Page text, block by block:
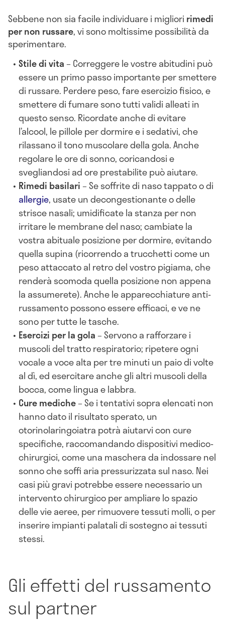
Sebbene non sia facile individuare i migliori rimedi
per non russare, vi sono moltissime possibilità da
sperimentare.
Stile di vita – Correggere le vostre abitudini può
essere un primo passo importante per smettere
di russare. Perdere peso, fare esercizio fisico, e
smettere di fumare sono tutti validi alleati in
questo senso. Ricordate anche di evitare
l’alcool, le pillole per dormire e i sedativi, che
rilassano il tono muscolare della gola. Anche
regolare le ore di sonno, coricandosi e
svegliandosi ad ore prestabilite può aiutare.
Rimedi basilari – Se soffrite di naso tappato o di
allergie, usate un decongestionante o delle
strisce nasali; umidificate la stanza per non
irritare le membrane del naso; cambiate la
vostra abituale posizione per dormire, evitando
quella supina (ricorrendo a trucchetti come un
peso attaccato al retro del vostro pigiama, che
renderà scomoda quella posizione non appena
la assumerete). Anche le apparecchiature anti-
russamento possono essere efficaci, e ve ne
sono per tutte le tasche.
Esercizi per la gola – Servono a rafforzare i
muscoli del tratto respiratorio; ripetere ogni
vocale a voce alta per tre minuti un paio di volte
al dì, ed esercitare anche gli altri muscoli della
bocca, come lingua e labbra.
Cure mediche– Se i tentativi sopra elencati non
hanno dato il risultato sperato, un
otorinolaringoiatra potrà aiutarvi con cure
specifiche, raccomandando dispositivi medico-
chirurgici, come una maschera da indossare nel
sonno che soffi aria pressurizzata sul naso. Nei
casi più gravi potrebbe essere necessario un
intervento chirurgico per ampliare lo spazio
delle vie aeree, per rimuovere tessuti molli, o per
inserire impianti palatali di sostegno ai tessuti
stessi.
Gli effetti del russamento
sul partner